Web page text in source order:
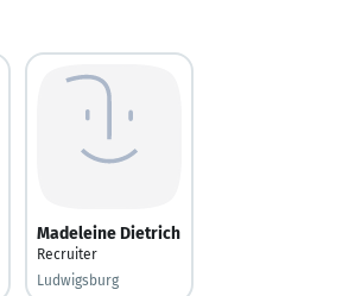
Madeleine Dietrich
Recruiter
Ludwigsburg